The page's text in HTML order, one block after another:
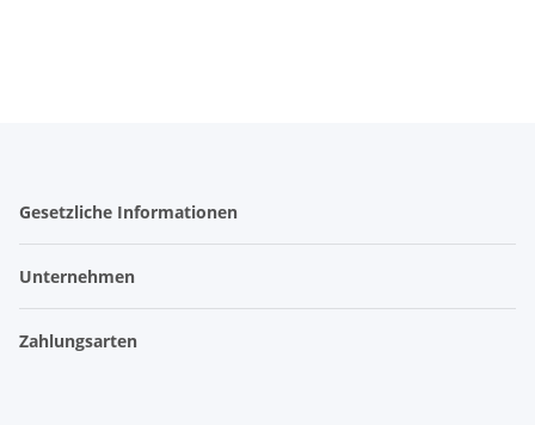
Gesetzliche Informationen
Unternehmen
Zahlungsarten